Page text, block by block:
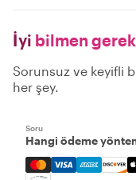
İyi bilmen
Sorunsuz ve keyifli
her şey.
Soru
Hangi ödeme
Mastercard, Visa,